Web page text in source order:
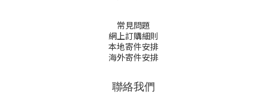
常見問題
網上訂購細則
本地寄件安排
海外寄件安排
聯絡我們